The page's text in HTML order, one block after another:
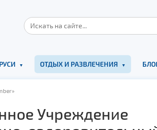
ОТДЫХ И РАЗВЛЕЧЕНИЯ
Учреждение